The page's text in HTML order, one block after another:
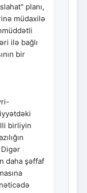
planı,
müdaxilə
ilə bağlı
bir
birliyin
Digər
daha şəffaf